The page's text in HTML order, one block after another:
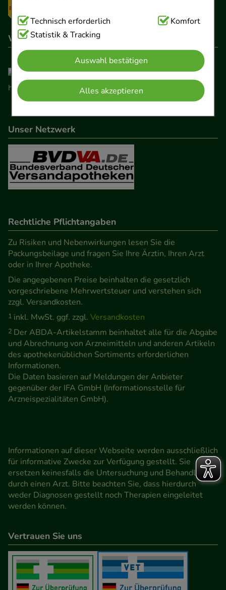
Technisch Notwendig:Hierbei handelt es sich um
Cookies, die für die Grundfunktionen unserer
Website notwendig sind (z.B. Navigation,
Warenkorb, Kundenkonto), weshalb auf diese nicht
verzichtet werden kann.
Komfort:Diese Cookies werden genutzt um das
Einkaufserlebnis noch ansprechender zu gestalten,
beispielsweise für die Wiedererkennung des
Besuchers oder unsere Seite an bevorzugte
Verhaltensweisen (z.B. Spracheinstellung)
anzupassen. Komfort-Cookies ermöglichen es uns
auch auf Ihre Bedürfnisse zugeschrittene Inhalte
Statistik & Tracking:Hierüber lassen sich
Informationen über die Art und Weise der Nutzung
unserer Website sammeln, mit deren Hilfe wir
unsere Website weiter für Sie optimieren können,
den Inhalt auf unserer Website aber auch die
Werbung auf Drittseiten möglichst relevant für Sie
zu gestalten. Bitte beachten Sie, dass Daten hierfür
teilweise an Dritte wie z.B. Google oder soziale
Medien übertragen werden.
Technisch erforderlich
Komfort
Statistik & Tracking
Auswahl bestätigen
Alles akzeptieren
Wir sind hier gelistet
Unser Netzwerk
Rechtliche Pflichtangaben
Zu Risiken und Nebenwirkungen lesen Sie die
Packungsbeilage und fragen Sie Ihre Ärztin, Ihren Arzt
oder in Ihrer Apotheke.
Die angegebenen Preise beinhalten die gesetzlich
vorgeschriebene Mehrwertsteuer und verstehen sich
zzgl. Versandkosten.
1 inkl. MwSt. ggf. zzgl. Versandkosten
2 Der ABDA-Artikelstamm beinhaltet alle für die Abgabe
und Abrechnung von Arzneimitteln und anderen Artikeln
des apothekenüblichen Sortiments erforderlichen
Informationen.
Die Daten basieren auf Meldungen der Anbieter
gegenüber der IFA GmbH (Informationsstelle für
Arzneispezialitäten GmbH).
Informationen auf dieser Webseite werden ausschließlich
für informative Zwecke zur Verfügung gestellt. Sie
ersetzen keinesfalls die Untersuchung und Behandlung
durch einen Arzt. Bitte beachten Sie, dass hierdurch
weder Diagnosen gestellt noch Therapien eingeleitet
werden können.
Vertrauen Sie uns